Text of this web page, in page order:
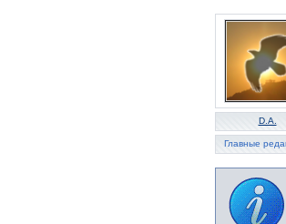
D.A.
Главные